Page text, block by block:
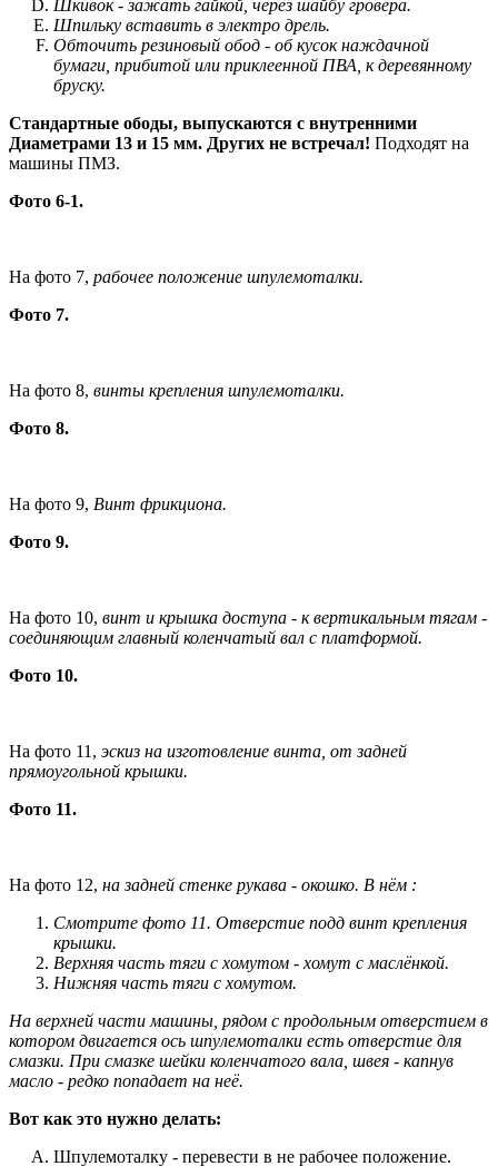
Шкивок - зажать гайкой, через шайбу гровера.
Шпильку вставить в электро дрель.
Обточить резиновый обод - об кусок наждачной
бумаги, прибитой или приклеенной ПВА, к деревянному
бруску.
Стандартные ободы, выпускаются с внутренними
Диаметрами 13 и 15 мм. Других не встречал! Подходят на
машины ПМЗ.
Фото 6-1.
На фото 7, рабочее положение шпулемоталки.
Фото 7.
На фото 8, винты крепления шпулемоталки.
Фото 8.
На фото 9, Винт фрикциона.
Фото 9.
На фото 10, винт и крышка доступа - к вертикальным тягам -
соединяющим главный коленчатый вал с платформой.
Фото 10.
На фото 11, эскиз на изготовление винта, от задней
прямоугольной крышки.
Фото 11.
На фото 12, на задней стенке рукава - окошко. В нём :
Смотрите фото 11. Отверстие подд винт крепления
крышки.
Верхняя часть тяги с хомутом - хомут с маслёнкой.
Нижняя часть тяги с хомутом.
На верхней части машины, рядом с продольным отверстием в
котором двигается ось шпулемоталки есть отверстие для
смазки. При смазке шейки коленчатого вала, швея - капнув
масло - редко попадает на неё.
Вот как это нужно делать:
Шпулемоталку - перевести в не рабочее положение.